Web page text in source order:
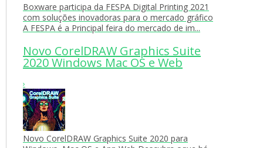
Boxware participa da FESPA Digital Printing 2021
com soluções inovadoras para o mercado gráfico
A FESPA é a Principal feira do mercado de im...
Novo CorelDRAW Graphics Suite
2020 Windows Mac OS e Web
›
Novo CorelDRAW Graphics Suite 2020 para